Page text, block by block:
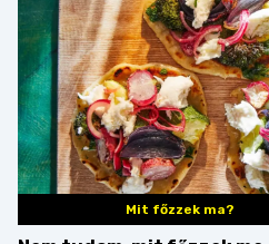
Mit főzzek ma?